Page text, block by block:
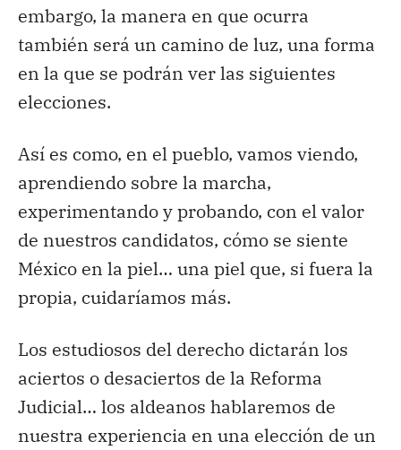
embargo, la manera en que ocurra
también será un camino de luz, una forma
en la que se podrán ver las siguientes
elecciones.
Así es como, en el pueblo, vamos viendo,
aprendiendo sobre la marcha,
experimentando y probando, con el valor
de nuestros candidatos, cómo se siente
México en la piel… una piel que, si fuera la
propia, cuidaríamos más.
Los estudiosos del derecho dictarán los
aciertos o desaciertos de la Reforma
Judicial… los aldeanos hablaremos de
nuestra experiencia en una elección de un